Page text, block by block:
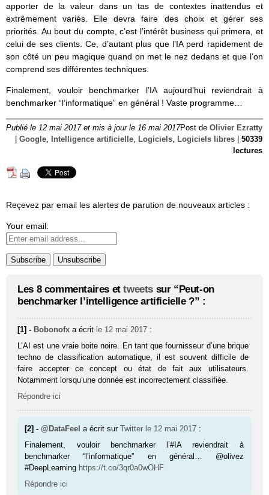
apporter de la valeur dans un tas de contextes inattendus et
extrêmement variés. Elle devra faire des choix et gérer ses
priorités. Au bout du compte, c’est l’intérêt business qui primera, et
celui de ses clients. Ce, d’autant plus que l’IA perd rapidement de
son côté un peu magique quand on met le nez dedans et que l’on
comprend ses différentes techniques.
Finalement, vouloir benchmarker l’IA aujourd’hui reviendrait à
benchmarker “l’informatique” en général ! Vaste programme…
Publié le 12 mai 2017 et mis à jour le 16 mai 2017Post de Olivier Ezratty
Google, Intelligence artificielle, Logiciels, Logiciels libres
50339
lectures
Reçevez par email les alertes de parution de nouveaux articles :
Your email:
Les 8 commentaires ettweets sur “Peut-on
benchmarker l’intelligence artificielle ?” :
[1] - Bobonofx a écrit le 12 mai 2017 :
L’AI est une vraie boite noire. En tant que fournisseur d’une brique
techno de classification automatique, il est souvent difficile de
faire accepter ce concept ou état de fait aux utilisateurs.
Notamment lorsqu’une donnée est incorrectement classifiée.
Répondre ici
[2] -@DataFeel a écrit surTwitter le 12 mai 2017 :
Finalement, vouloir benchmarker l’#IA reviendrait à
benchmarker “l’informatique” en général… @olivez
#DeepLearning https://t.co/3qr0a0wOHF
Répondre ici